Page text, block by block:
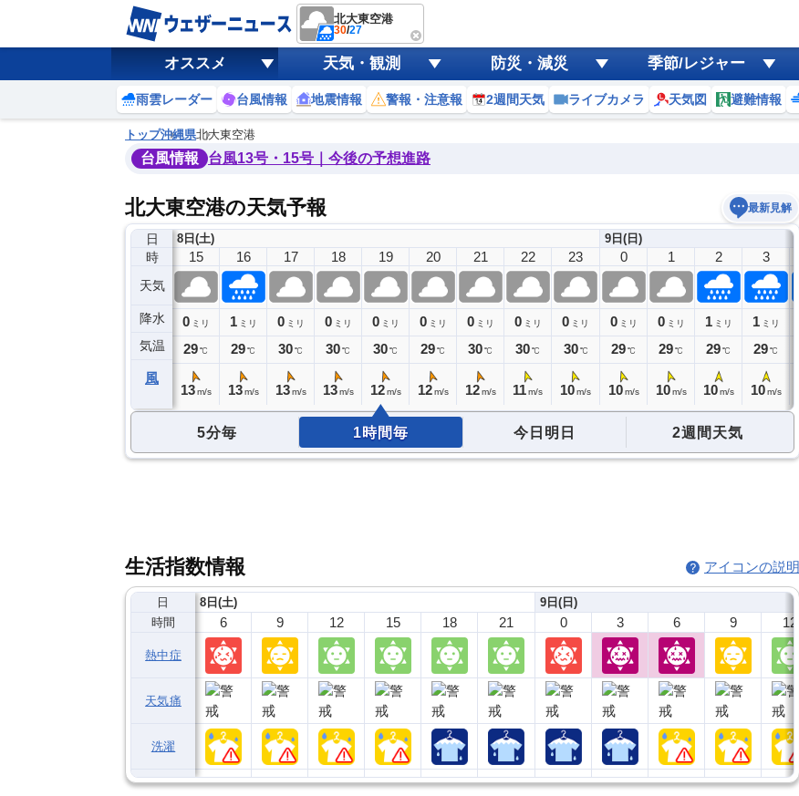
北大東空港
30/27
オススメ 天気・観測 防災・減災 季節/レジャー
雨雲レーダー 台風情報 地震情報 警報・注意報 2週間天気 ライブカメラ 天気図 避難情報
トップ沖縄県北大東空港
台風情報 台風13号・15号｜今後の予想進路
北大東空港の天気予報 最新見解
日
時
天気
降水
気温
風
8日(土)
14
0ミリ
29℃
13
15
0 ミリ
29℃
13 m/s
16
1 ミリ
29℃
13 m/s
17
0 ミリ
30℃
13 m/s
18
0 ミリ
30℃
13 m/s
19
0 ミリ
30℃
12 m/s
20
0 ミリ
29℃
12 m/s
21
0 ミリ
30℃
12 m/s
22
0 ミリ
30℃
11m/s
23
0 ミリ
30 ℃
10m/s
9日(日)
0
0 ミリ
29℃
10 m/s
1
0 ミリ
29℃
10 m/s
2
1 ミリ
29℃
10 m/s
3
1 ミリ
29℃
10 m/s
5分毎 1時間毎 今日明日 2週間天気
生活指数情報 アイコンの説明
日
時間
熱中症
天気痛
洗濯
8日(土)
6 9 12 15 18 21
9日(日)
0 3 6 9 12